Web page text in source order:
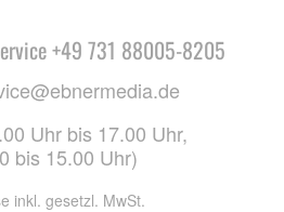
+49 731 88005-8205
Uhr bis 17.00 Uhr,
bis 15.00 Uhr)
inkl. gesetzl. MwSt.